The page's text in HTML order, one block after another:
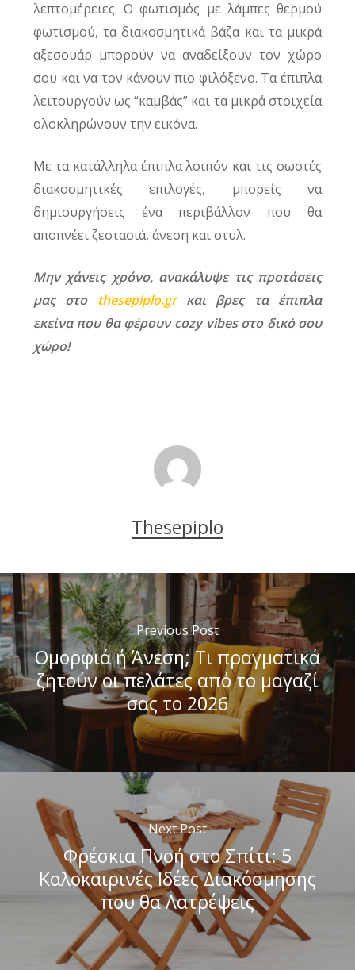
λεπτομέρειες. Ο φωτισμός με λάμπες θερμού
φωτισμού, τα διακοσμητικά βάζα και τα μικρά
αξεσουάρ μπορούν να αναδείξουν τον χώρο
σου και να τον κάνουν πιο φιλόξενο. Τα έπιπλα
λειτουργούν ως “καμβάς” και τα μικρά στοιχεία
ολοκληρώνουν την εικόνα.
Με τα κατάλληλα έπιπλα λοιπόν και τις σωστές
διακοσμητικές επιλογές, μπορείς να
δημιουργήσεις ένα περιβάλλον που θα
αποπνέει ζεστασιά, άνεση και στυλ.
Μην χάνεις χρόνο, ανακάλυψε τις προτάσεις
μας στο
thesepiplo.grκαι βρες τα έπιπλα
εκείνα που θα φέρουν cozy vibes στο δικό σου
χώρο!
Thesepiplo
Previous Post
Ομορφιά ή Άνεση; Τι πραγματικά
ζητούν οι πελάτες από το μαγαζί
σας το 2026
Next Post
Φρέσκια Πνοή στο Σπίτι: 5
Καλοκαιρινές Ιδέες Διακόσμησης
που θα Λατρέψεις